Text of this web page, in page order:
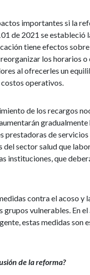
importantes si la
de 2021 se
tiene efectos
los horarios
al ofrecerles un
operativos.
de los recargos
de servicios
sector salud que
instituciones, que
contra el acoso y
vulnerables. En
estas medidas son
de la reforma?